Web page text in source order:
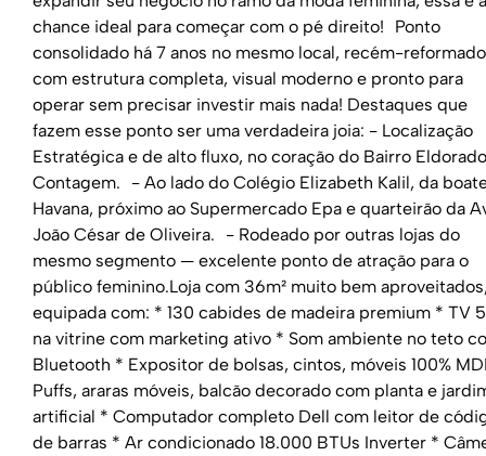
chance ideal para começar com o pé direito! Ponto
consolidado há 7 anos no mesmo local, recém-
com estrutura completa, visual moderno e pronto para
operar sem precisar investir mais nada! Destaques que
fazem esse ponto ser uma verdadeira joia: - Localização
Estratégica e de alto fluxo, no coração do Bairro
Contagem. - Ao lado do Colégio Elizabeth Kalil, da
Havana, próximo ao Supermercado Epa e quarteirão da
João César de Oliveira. - Rodeado por outras lojas do
mesmo segmento — excelente ponto de atração para o
público feminino.Loja com 36m² muito bem
equipada com: * 130 cabides de madeira premium * TV
na vitrine com marketing ativo * Som ambiente no teto
Bluetooth * Expositor de bolsas, cintos, móveis 100%
Puffs, araras móveis, balcão decorado com planta e
artificial * Computador completo Dell com leitor de
de barras * Ar condicionado 18.000 BTUs Inverter *